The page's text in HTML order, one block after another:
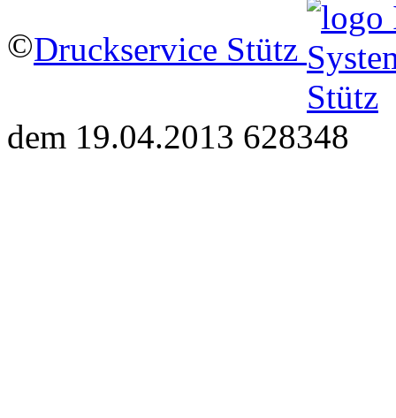
©Druckservice Stütz
dem 19.04.2013 628348